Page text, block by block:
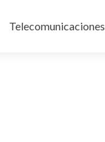
Telecomunicaciones